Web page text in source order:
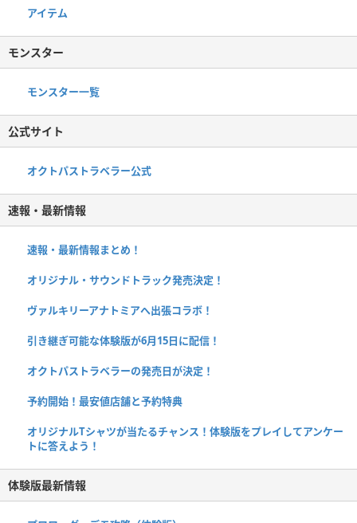
アイテム
モンスター
モンスター一覧
公式サイト
オクトパストラベラー公式
速報・最新情報
速報・最新情報まとめ！
オリジナル・サウンドトラック発売決定！
ヴァルキリーアナトミアへ出張コラボ！
引き継ぎ可能な体験版が6月15日に配信！
オクトパストラベラーの発売日が決定！
予約開始！最安値店舗と予約特典
オリジナルTシャツが当たるチャンス！体験版をプレイしてアンケー
トに答えよう！
体験版最新情報